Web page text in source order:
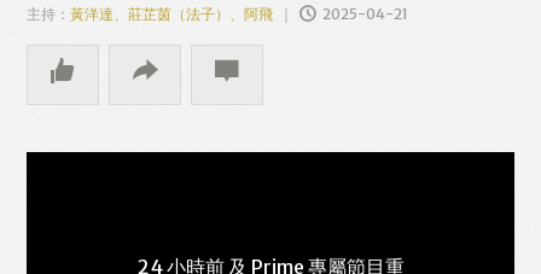
主持：黃洋達、莊芷茵（法子）、阿飛 2025-04-21
24 小時前 及 Prime 專屬節目重